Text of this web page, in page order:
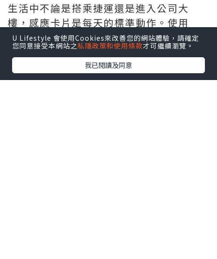
生活中不論是搭乘捷運還是進入公司大
樓，感應卡片是每天的標準動作。使用
iPhone MagSafe 卡套能有效減少掉卡風
險，且部分高品質款式支援直接感應，讓
你無需取出卡片就能流暢進站。對於講究
生活美學的用戶，選擇iPhone MagSafe
U Lifestyle 會使用Cookies來改善您的網站體驗，請確定
您同意接受本網站之私隱政策和使用條款才可繼續瀏覽。
我已閱讀及同意